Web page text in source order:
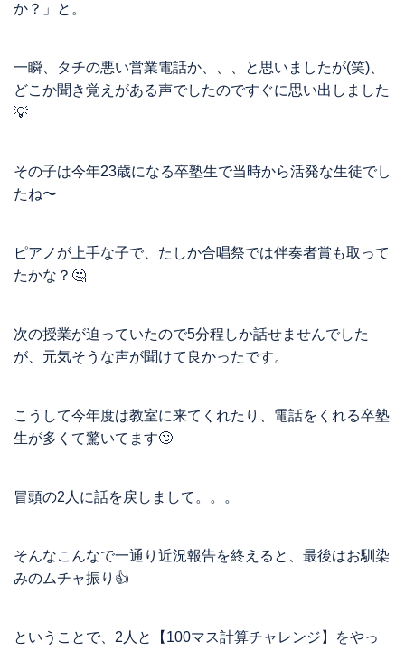
か？」と。
一瞬、タチの悪い営業電話か、、、と思いましたが(笑)、
どこか聞き覚えがある声でしたのですぐに思い出しました
💡
その子は今年23歳になる卒塾生で当時から活発な生徒でし
たね〜
ピアノが上手な子で、たしか合唱祭では伴奏者賞も取って
たかな？🤔
次の授業が迫っていたので5分程しか話せませんでした
が、元気そうな声が聞けて良かったです。
こうして今年度は教室に来てくれたり、電話をくれる卒塾
生が多くて驚いてます🙄
冒頭の2人に話を戻しまして。。。
そんなこんなで一通り近況報告を終えると、最後はお馴染
みのムチャ振り👍
ということで、2人と【100マス計算チャレンジ】をやっ